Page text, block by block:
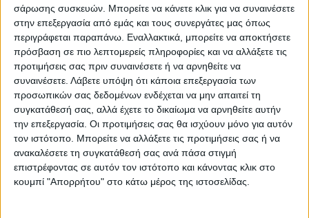
σάρωσης συσκευών. Μπορείτε να κάνετε κλικ για να συναινέσετε
στην επεξεργασία από εμάς και τους συνεργάτες μας όπως
περιγράφεται παραπάνω. Εναλλακτικά, μπορείτε να αποκτήσετε
πρόσβαση σε πιο λεπτομερείς πληροφορίες και να αλλάξετε τις
προτιμήσεις σας πριν συναινέσετε ή να αρνηθείτε να
συναινέσετε. Λάβετε υπόψη ότι κάποια επεξεργασία των
προσωπικών σας δεδομένων ενδέχεται να μην απαιτεί τη
συγκατάθεσή σας, αλλά έχετε το δικαίωμα να αρνηθείτε αυτήν
την επεξεργασία. Οι προτιμήσεις σας θα ισχύουν μόνο για αυτόν
τον ιστότοπο. Μπορείτε να αλλάξετε τις προτιμήσεις σας ή να
ανακαλέσετε τη συγκατάθεσή σας ανά πάσα στιγμή
επιστρέφοντας σε αυτόν τον ιστότοπο και κάνοντας κλικ στο
κουμπί "Απορρήτου" στο κάτω μέρος της ιστοσελίδας.
Η Αρχαιότερη Καθημερινή Πρωινή Εφημερίδα της Καρδίτσας
ΠΑΡΟΜΟΙΑ ΑΡΘΡΑ